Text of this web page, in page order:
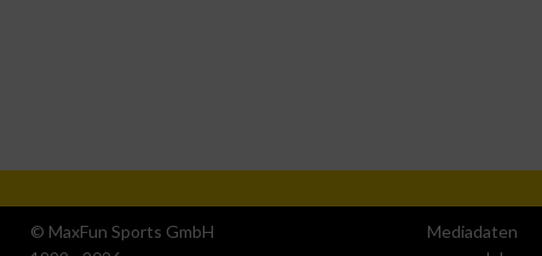
© MaxFun Sports GmbH
Mediadaten